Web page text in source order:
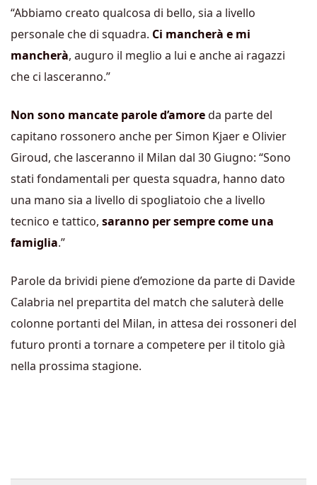
“Abbiamo creato qualcosa di bello, sia a livello
personale che di squadra. Ci mancherà e mi
mancherà, auguro il meglio a lui e anche ai ragazzi
che ci lasceranno.”
Non sono mancate parole d’amoreda parte del
capitano rossonero anche per Simon Kjaer e Olivier
Giroud, che lasceranno il Milan dal 30 Giugno: “Sono
stati fondamentali per questa squadra, hanno dato
una mano sia a livello di spogliatoio che a livello
tecnico e tattico, saranno per sempre come una
famiglia.”
Parole da brividi piene d’emozione da parte di Davide
Calabria nel prepartita del match che saluterà delle
colonne portanti del Milan, in attesa dei rossoneri del
futuro pronti a tornare a competere per il titolo già
nella prossima stagione.